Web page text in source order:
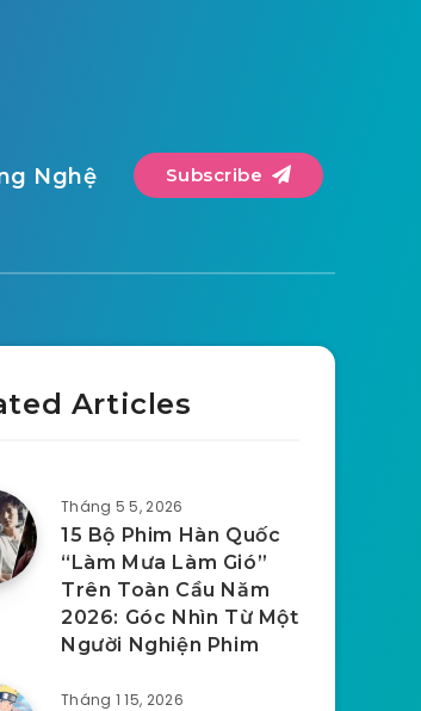
Nghệ Subscribe
Articles
Tháng 5 5, 2026
15 Bộ Phim Hàn Quốc
“Làm Mưa Làm Gió”
Trên Toàn Cầu Năm
2026: Góc Nhìn Từ Một
Người Nghiện Phim
Tháng 1 15, 2026